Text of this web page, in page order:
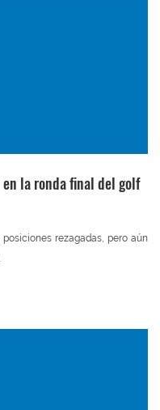
en la ronda final del golf
rezagadas, pero aún